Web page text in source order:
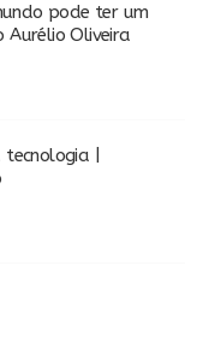
pode ter um
Aurélio Oliveira
|